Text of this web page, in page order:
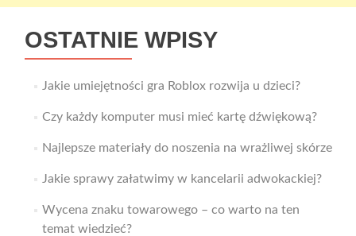
OSTATNIE WPISY
Jakie umiejętności gra Roblox rozwija u dzieci?
Czy każdy komputer musi mieć kartę dźwiękową?
Najlepsze materiały do noszenia na wrażliwej skórze
Jakie sprawy załatwimy w kancelarii adwokackiej?
Wycena znaku towarowego – co warto na ten
temat wiedzieć?